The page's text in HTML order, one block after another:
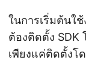
ในการเริ่มต้นใ
ต้องติดตั้ง SDK
เพียงแค่ติดตั้งโ